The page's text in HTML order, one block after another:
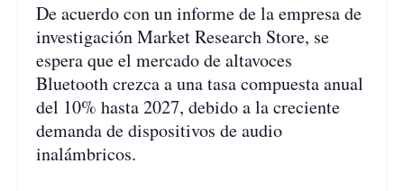
De acuerdo con un informe de la empresa de
investigación Market Research Store, se
espera que el mercado de altavoces
Bluetooth crezca a una tasa compuesta anual
del 10% hasta 2027, debido a la creciente
demanda de dispositivos de audio
inalámbricos.